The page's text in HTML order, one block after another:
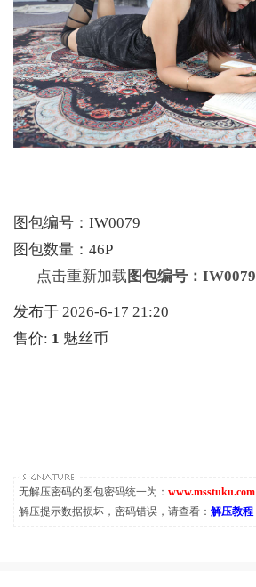
图包编号：IW0079
图包数量：46P
点击重新加载 图包编号：IW0079
发布于 2026-6-17 21:20
售价: 1 魅丝币
无解压密码的图包密码统一为： www.msstuku.com
解压提示数据损坏，密码错误，请查看： 解压教程